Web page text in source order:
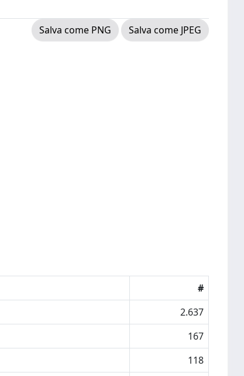
Salva come PNG
Salva come JPEG
#
2.637
167
118